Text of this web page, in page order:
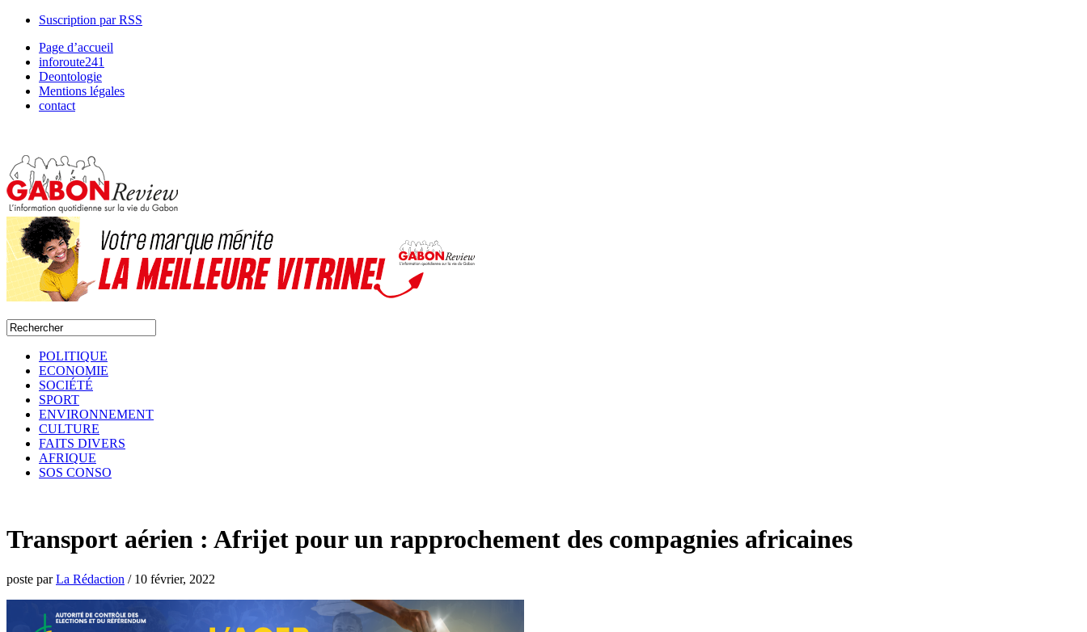
Suscription par RSS
Page d’accueil
inforoute241
Deontologie
Mentions légales
contact
POLITIQUE
ECONOMIE
SOCIÉTÉ
SPORT
ENVIRONNEMENT
CULTURE
FAITS DIVERS
AFRIQUE
SOS CONSO
Transport aérien : Afrijet pour un rapprochement des compagnies africaines
poste parLa Rédaction / 10 février, 2022